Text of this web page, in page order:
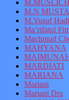
M.MUSLICH
M.N
M.Yusuf
Ma’rifatul
Machmud
MAHYANA
MARDIATI
MARIANA
Mariani
Mariani Dra